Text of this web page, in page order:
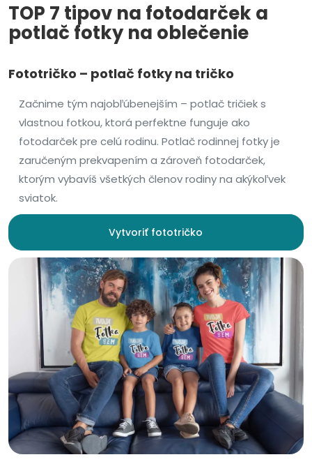
TOP 7 tipov na fotodarček a
potlač fotky na oblečenie
Fototričko – potlač fotky na tričko
Začnime tým najobľúbenejším – potlač tričiek s
vlastnou fotkou, ktorá perfektne funguje ako
fotodarček pre celú rodinu. Potlač rodinnej fotky je
zaručeným prekvapením a zároveň fotodarček,
ktorým vybavíš všetkých členov rodiny na akýkoľvek
sviatok.
Vytvoriť fototričko